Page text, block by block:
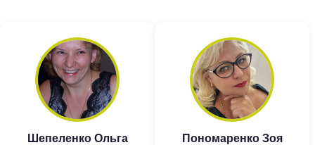
Шепеленко Ольга
Пономаренко Зоя